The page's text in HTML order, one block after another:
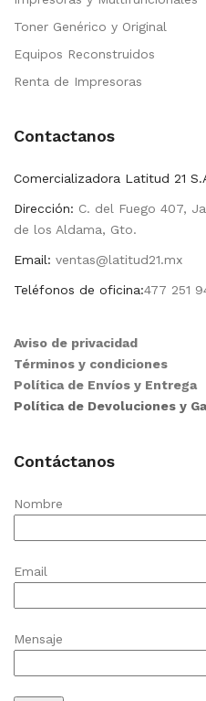
Toner Genérico y Original
Equipos Reconstruidos
Renta de Impresoras
Contactanos
Comercializadora Latitud 21
Dirección: C. del Fuego 407,
de los Aldama, Gto.
Email: ventas@latitud21.mx
Teléfonos de oficina:477 251
Aviso de privacidad
Términos y condiciones
Política de Envíos y Entrega
Política de Devoluciones y
Contáctanos
Nombre
Email
Mensaje